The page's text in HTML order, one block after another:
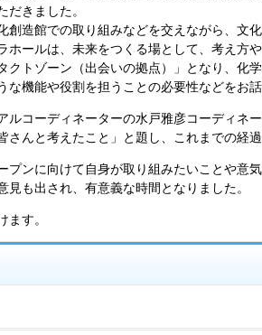
きました。
創造館での取り組みなどを交えながら、文
ホールは、未来をつくる場として、考え方
クトゾーン（出会いの拠点）」となり、化
機能や役割を担うことの必要性などをお話
ルコーディネーターの水戸雅彦コーディネ
んと考えたこと」と題し、これまでの経過
プンに向けて自身が取り組みたいことや意
も出され、有意義な時間となりました。
す。